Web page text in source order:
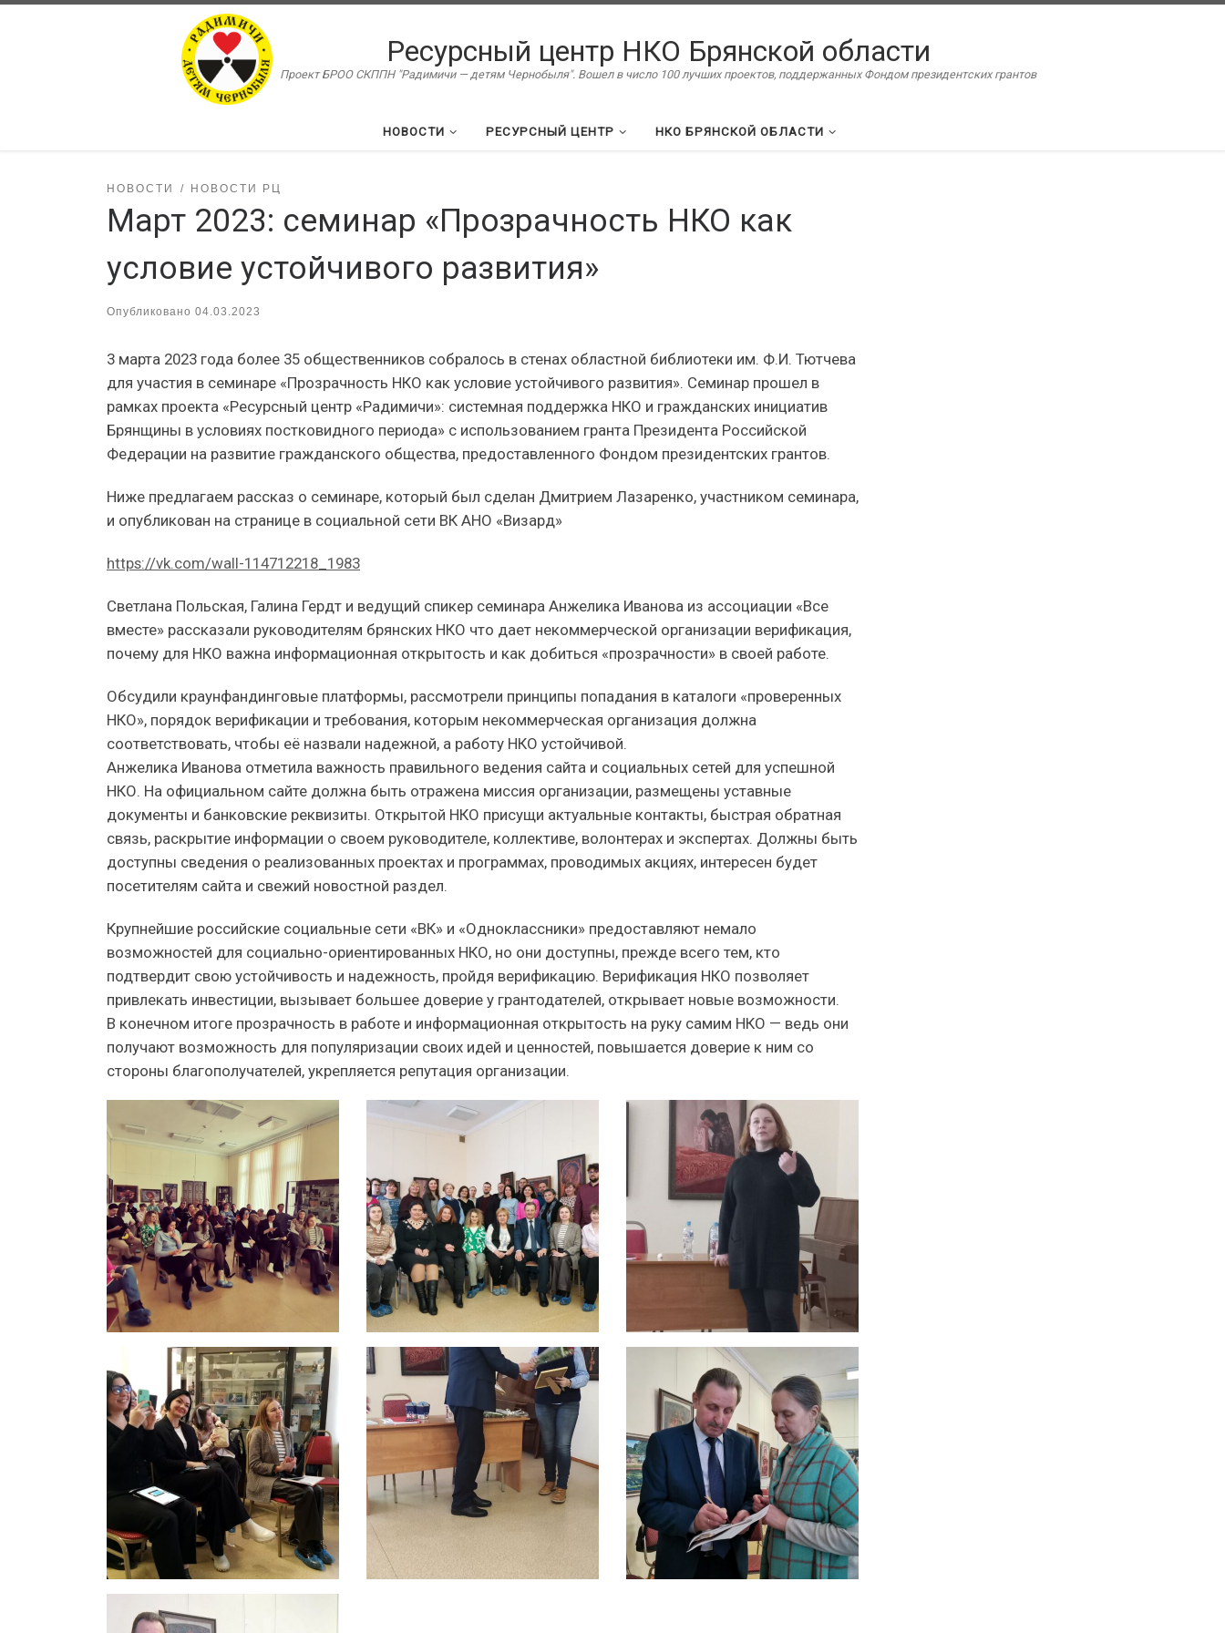
Ресурсный центр НКО Брянской области
Проект БРОО СКППН "Радимичи — детям Чернобыля". Вошел в число 100 лучших проектов, поддержанных Фондом президентских грантов
НОВОСТИ РЕСУРСНЫЙ ЦЕНТР НКО БРЯНСКОЙ ОБЛАСТИ
НОВОСТИ НОВОСТИ РЦ
Март 2023: семинар «Прозрачность НКО как
условие устойчивого развития»
Опубликовано 04.03.2023
3 марта 2023 года более 35 общественников собралось в стенах областной библиотеки им. Ф.И. Тютчева
для участия в семинаре «Прозрачность НКО как условие устойчивого развития». Семинар прошел в
рамках проекта «Ресурсный центр «Радимичи»: системная поддержка НКО и гражданских инициатив
Брянщины в условиях постковидного периода» с использованием гранта Президента Российской
Федерации на развитие гражданского общества, предоставленного Фондом президентских грантов.
Ниже предлагаем рассказ о семинаре, который был сделан Дмитрием Лазаренко, участником семинара,
и опубликован на странице в социальной сети ВК АНО «Визард»
https://vk.com/wall-114712218_1983
Светлана Польская, Галина Гердт и ведущий спикер семинара Анжелика Иванова из ассоциации «Все
вместе» рассказали руководителям брянских НКО что дает некоммерческой организации верификация,
почему для НКО важна информационная открытость и как добиться «прозрачности» в своей работе.
Обсудили краунфандинговые платформы, рассмотрели принципы попадания в каталоги «проверенных
НКО», порядок верификации и требования, которым некоммерческая организация должна
соответствовать, чтобы её назвали надежной, а работу НКО устойчивой.
Анжелика Иванова отметила важность правильного ведения сайта и социальных сетей для успешной
НКО. На официальном сайте должна быть отражена миссия организации, размещены уставные
документы и банковские реквизиты. Открытой НКО присущи актуальные контакты, быстрая обратная
связь, раскрытие информации о своем руководителе, коллективе, волонтерах и экспертах. Должны быть
доступны сведения о реализованных проектах и программах, проводимых акциях, интересен будет
посетителям сайта и свежий новостной раздел.
Крупнейшие российские социальные сети «ВК» и «Одноклассники» предоставляют немало
возможностей для социально-ориентированных НКО, но они доступны, прежде всего тем, кто
подтвердит свою устойчивость и надежность, пройдя верификацию. Верификация НКО позволяет
привлекать инвестиции, вызывает большее доверие у грантодателей, открывает новые возможности.
В конечном итоге прозрачность в работе и информационная открытость на руку самим НКО — ведь они
получают возможность для популяризации своих идей и ценностей, повышается доверие к ним со
стороны благополучателей, укрепляется репутация организации.